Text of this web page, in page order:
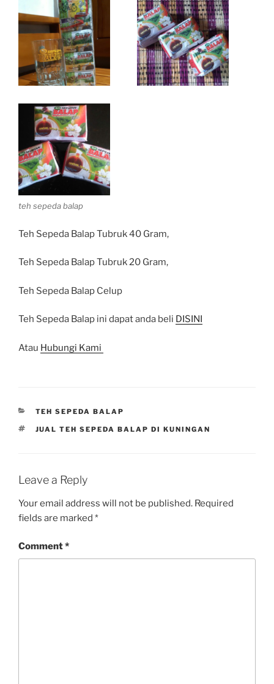
teh sepeda balap
Teh Sepeda Balap Tubruk 40 Gram,
Teh Sepeda Balap Tubruk 20 Gram,
Teh Sepeda Balap Celup
Teh Sepeda Balap ini dapat anda beli DISINI
Atau Hubungi Kami
CATEGORIES
TEH SEPEDA BALAP
TAGS
JUAL TEH SEPEDA BALAP DI KUNINGAN
Leave a Reply
Your email address will not be published. Required
fields are marked *
Comment*